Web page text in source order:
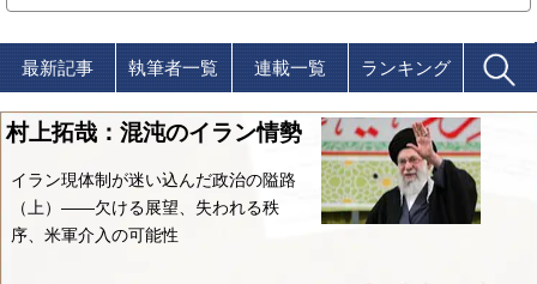
最新記事 執筆者一覧 連載一覧 ランキング
村上拓哉：混沌のイラン情勢
イラン現体制が迷い込んだ政治の隘路
（上）――欠ける展望、失われる秩
序、米軍介入の可能性